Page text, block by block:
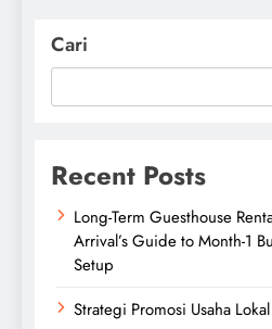
Cari
Recent Posts
Long-Term Guesthouse
Arrival’s Guide to Month-1
Setup
Strategi Promosi Usaha